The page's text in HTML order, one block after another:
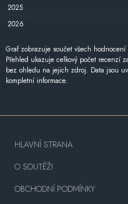
2025
2026
Graf zobrazuje součet všech
Přehled ukazuje celkový počet recenzí
bez ohledu na jejich zdroj. Data jsou
kompletní informace.
HLAVNÍ STRANA
O SOUTĚŽI
OBCHODNÍ PODMÍNKY